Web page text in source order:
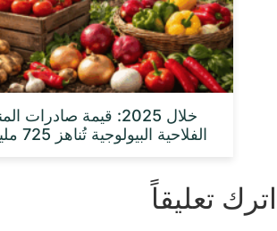
خلال 2025: قيمة صادرات
الفلاحية البيولوجية تُناهز 725 مليون دينار
اترك تعليقاً